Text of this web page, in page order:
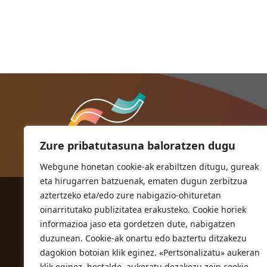
Zure pribatutasuna baloratzen dugu
Webgune honetan cookie-ak erabiltzen ditugu, gureak
eta hirugarren batzuenak, ematen dugun zerbitzua
aztertzeko eta/edo zure nabigazio-ohituretan
oinarritutako publizitatea erakusteko. Cookie horiek
informazioa jaso eta gordetzen dute, nabigatzen
duzunean. Cookie-ak onartu edo baztertu ditzakezu
dagokion botoian klik eginez. «Pertsonalizatu» aukeran
ORIOKO UDALA
Herriko plaza,1
20810 Orio (Gipuzkoa)
T. 943 83 03 46